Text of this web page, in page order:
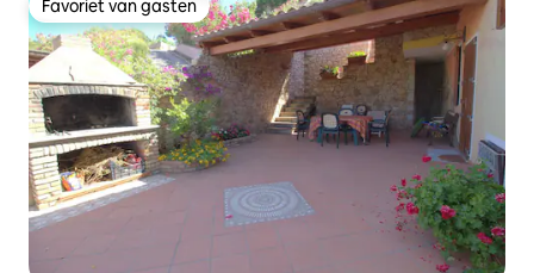
Favoriet van gasten
Favoriet van gasten